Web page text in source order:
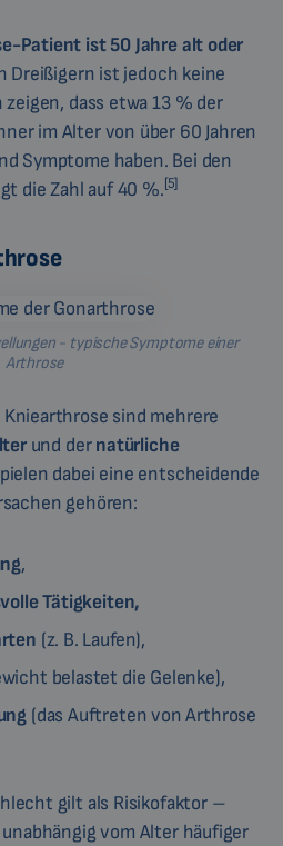
Patient ist 50 Jahre alt oder
Dreißigern ist jedoch keine
dass etwa 13 % der
im Alter von über 60 Jahren
Symptome haben. Bei den
die Zahl auf 40 %.[5]
- typische Symptome einer
Arthrose
sind mehrere
und dernatürliche
dabei eine entscheidende
gehören:
,
Tätigkeiten,
(z. B. Laufen),
belastet die Gelenke),
(das Auftreten von Arthrose
gilt als Risikofaktor –
vom Alter häufiger